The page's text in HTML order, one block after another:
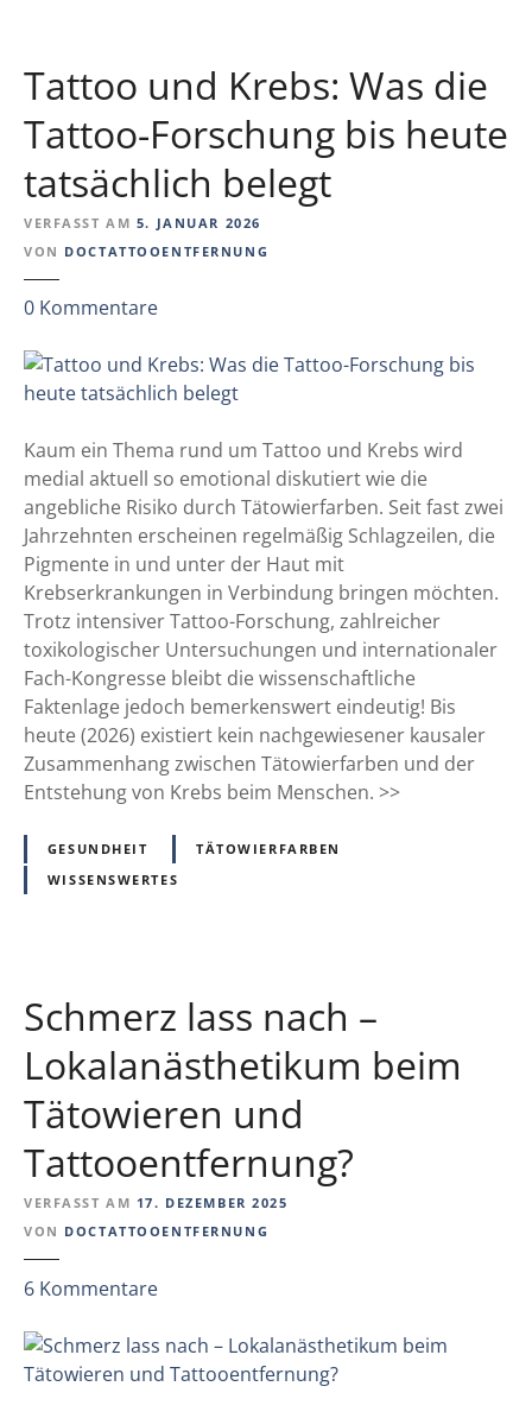
n
g
s
s
y
m
p
o
e
n
c
h
d
e
m
T
a
t
t
o
o
-
T
m
Tattoo und Krebs: Was die
Tattoo-Forschung bis heute
tatsächlich belegt
VERFASST AM 5. JANUAR 2026
VON DOCTATTOOENTFERNUNG
0 Kommentarez
T
a
t
o
o
u
n
d
K
r
e
b
s
:
W
d
t
o
o
-
F
n
g
Kaum ein Thema rund um Tattoo und Krebs wird
medial aktuell so emotional diskutiert wie die
angebliche Risiko durch Tätowierfarben. Seit fast zwei
Jahrzehnten erscheinen regelmäßig Schlagzeilen, die
Pigmente in und unter der Haut mit
Krebserkrankungen in Verbindung bringen möchten.
Trotz intensiver Tattoo-Forschung, zahlreicher
toxikologischer Untersuchungen und internationaler
Fach-Kongresse bleibt die wissenschaftliche
Faktenlage jedoch bemerkenswert eindeutig! Bis
heute (2026) existiert kein nachgewiesener kausaler
Zusammenhang zwischen Tätowierfarben und der
Entstehung von Krebs beim Menschen. >>
GESUNDHEIT
TÄTOWIERFARBEN
WISSENSWERTES
Schmerz lass nach –
Lokalanästhetikum beim
Tätowieren und
Tattooentfernung?
VERFASST AM 17. DEZEMBER 2025
VON DOCTATTOOENTFERNUNG
6 Kommentarez
S
c